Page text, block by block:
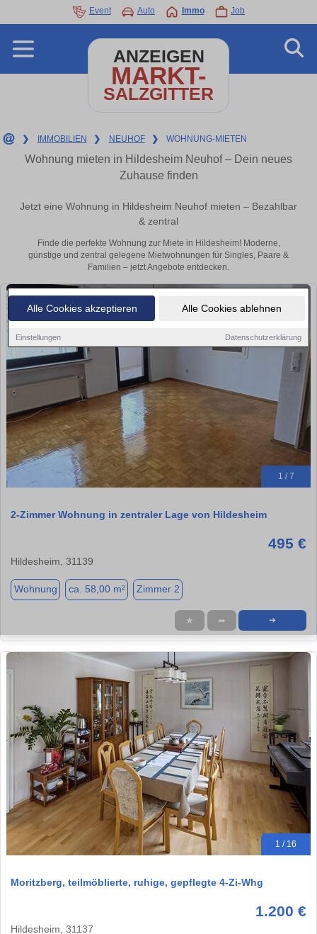
Alle Cookies akzeptieren Alle Cookies ablehnen
Einstellungen Datenschutzerklärung
Event Auto Immo Job
ANZEIGEN
MARKT-
SALZGITTER
❯ IMMOBILIEN ❯ NEUHOF ❯ WOHNUNG-MIETEN
Wohnung mieten in Hildesheim Neuhof – Dein neues
Zuhause finden
Jetzt eine Wohnung in Hildesheim Neuhof mieten – Bezahlbar
& zentral
Finde die perfekte Wohnung zur Miete in Hildesheim! Moderne,
günstige und zentral gelegene Mietwohnungen für Singles, Paare &
Familien – jetzt Angebote entdecken.
1 / 7
2-Zimmer Wohnung in zentraler Lage von Hildesheim
495 €
Hildesheim, 31139
Wohnung ca. 58,00 m² Zimmer 2
★ ➦ ➜
1 / 16
Moritzberg, teilmöblierte, ruhige, gepflegte 4-Zi-Whg
1.200 €
Hildesheim, 31137